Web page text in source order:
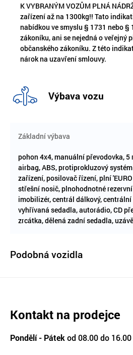
K VYBRANÝM VOZŮM PLNÁ
zařízení až na 1300kg!! Tato
nabídkou ve smyslu § 1731 nebo §
zákoníku, ani se nejedná o veřejný
občanského zákoníku. Z této
nárok na uzavření smlouvy.
Výbava vozu
Základní výbava
pohon 4x4, manuální převodovka,
airbag, ABS, protiprokluzový
zařízení, posilovač řízení, plní
střešní nosič, plnohodnotné
imobilizér, centrál dálkový,
vyhřívaná sedadla, autorádio, CD
zrcátka, dělená zadní sedadla,
Podobná vozidla
Kontakt na prodejce
Pondělí - Pátek od 08.00 do 16.00